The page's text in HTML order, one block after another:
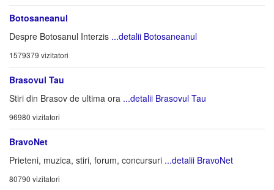
Botosaneanul
Despre Botosanul Interzis ...detalii Botosaneanul
1579379 vizitatori
Brasovul Tau
Stiri din Brasov de ultima ora ...detalii Brasovul Tau
96980 vizitatori
BravoNet
Prieteni, muzica, stiri, forum, concursuri ...detalii BravoNet
80790 vizitatori